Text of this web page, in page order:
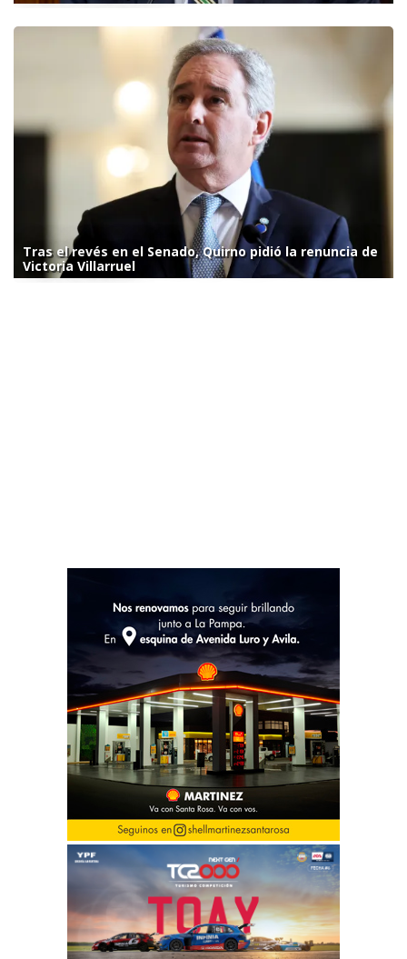
Tras el revés en el Senado, Quirno pidió la renuncia de
Victoria Villarruel